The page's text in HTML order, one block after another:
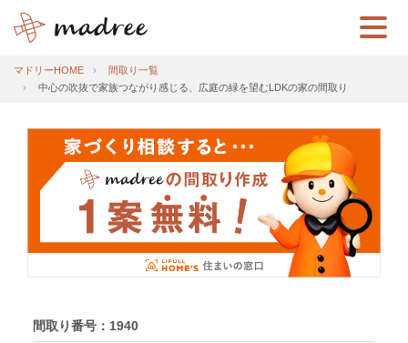
マドリーHOME
間取り一覧
中心の吹抜で家族つながり感じる、広庭の緑を望むLDKの家の間取り
間取り番号：1940